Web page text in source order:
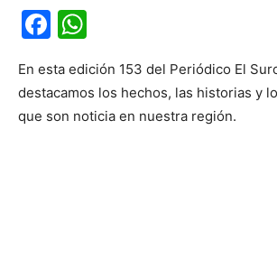
Facebook
En esta edición 153 del Periódico El
destacamos los hechos, las historias y
que son noticia en nuestra región.